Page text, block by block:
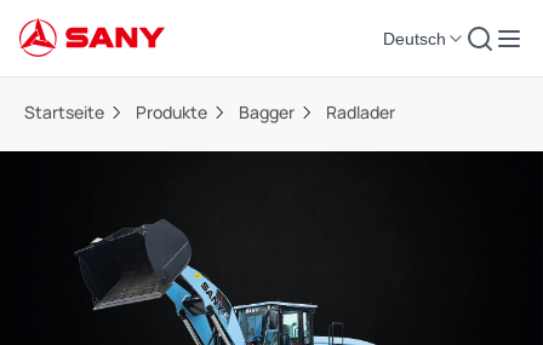
Deutsch
Startseite Produkte Bagger Radlader